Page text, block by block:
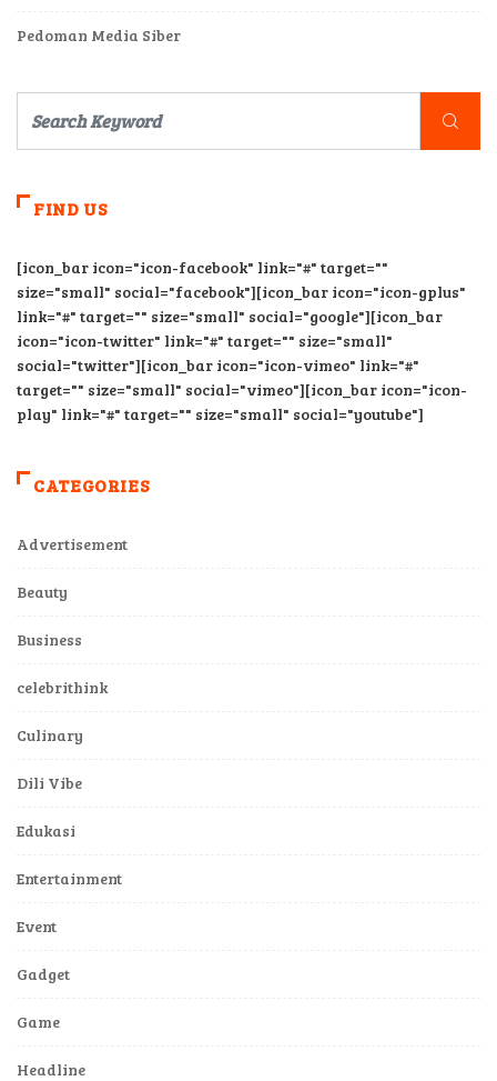
Pedoman Media Siber
FIND US
[icon_bar icon="icon-facebook" link="#" target=""
size="small" social="facebook"][icon_bar icon="icon-gplus"
link="#" target="" size="small" social="google"][icon_bar
icon="icon-twitter" link="#" target="" size="small"
social="twitter"][icon_bar icon="icon-vimeo" link="#"
target="" size="small" social="vimeo"][icon_bar icon="icon-
play" link="#" target="" size="small" social="youtube"]
CATEGORIES
Advertisement
Beauty
Business
celebrithink
Culinary
Dili Vibe
Edukasi
Entertainment
Event
Gadget
Game
Headline